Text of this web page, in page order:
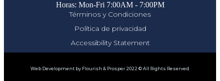
Horas: Mon-Fri 7:00AM - 7:00PM
Términos y Condiciones
Política de privacidad
Accessibility Statement
Web Development by Flourish & Prosper 2022 © All Rights Reserved.